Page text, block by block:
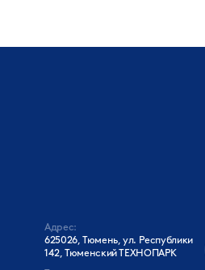
Адрес:
625026, Тюмень, ул. Республики
142, Тюменский ТЕХНОПАРК